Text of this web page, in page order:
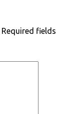
Required fields